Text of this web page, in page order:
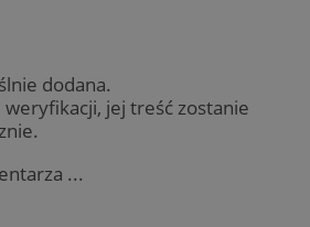
dodana.
jej treść zostanie
...